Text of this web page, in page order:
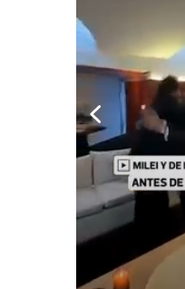
Preguntas
Frecuentes